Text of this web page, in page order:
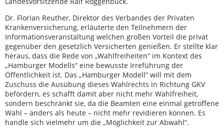
Dr. Florian Reuther, Direktor des Verbandes der Privaten
Krankenversicherung, erläuterte den Teilnehmern der
Informationsveranstaltung welchen großen Vorteil die privat
gegenüber den gesetzlich Versicherten genießen. Er stellte klar
heraus, dass die Rede von „Wahlfreiheiten“ im Kontext des
„Hamburger Modells“ eine bewusste Irreführung der
Öffentlichkeit ist. Das „Hamburger Modell“ will mit dem
Zuschuss die Ausübung dieses Wahlrechts in Richtung GKV
befördern, es schafft damit aber nicht mehr Wahlfreiheit,
sondern beschränkt sie, da die Beamten eine einmal getroffene
Wahl – anders als heute – nicht mehr revidieren können. Es
handle sich vielmehr um die „Möglichkeit zur Abwahl“.